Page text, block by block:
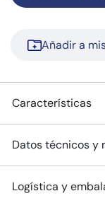
Añadir a
Características
Datos técnicos y
Logística y